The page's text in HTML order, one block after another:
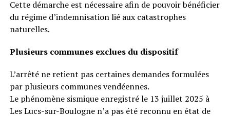
Cette démarche est nécessaire afin de pouvoir bénéficier
du régime d’indemnisation lié aux catastrophes
naturelles.
Plusieurs communes exclues du dispositif
L’arrêté ne retient pas certaines demandes formulées
par plusieurs communes vendéennes.
Le phénomène sismique enregistré le 13 juillet 2025 à
Les Lucs-sur-Boulogne n’a pas été reconnu en état de